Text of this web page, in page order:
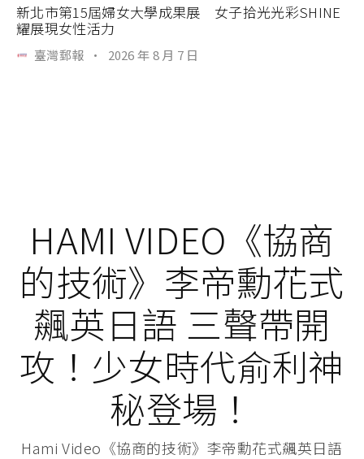
新北市第15屆婦女大學成果展 女子拾光光彩SHINE
耀展現女性活力
臺灣郵報 · 2026 年 8 月 7 日
HAMI VIDEO《協商
的技術》李帝勳花式
飆英日語 三聲帶開
攻！少女時代俞利神
秘登場！
Hami Video《協商的技術》李帝勳花式飆英日語